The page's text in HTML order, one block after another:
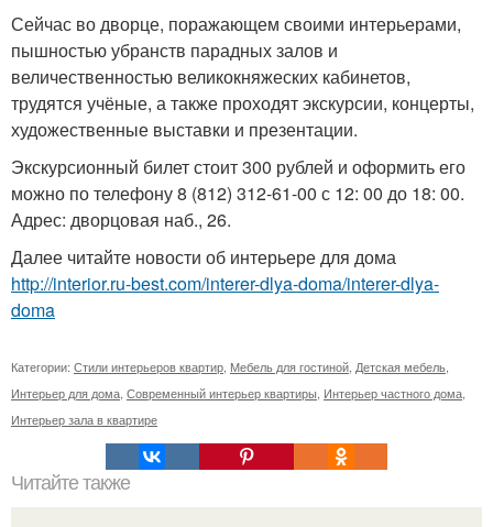
Сейчас во дворце, поражающем своими интерьерами,
пышностью убранств парадных залов и
величественностью великокняжеских кабинетов,
трудятся учёные, а также проходят экскурсии, концерты,
художественные выставки и презентации.
Экскурсионный билет стоит 300 рублей и оформить его
можно по телефону 8 (812) 312-61-00 с 12: 00 до 18: 00.
Адрес: дворцовая наб., 26.
Далее читайте новости об интерьере для дома
http://interior.ru-best.com/interer-dlya-doma/interer-dlya-
doma
Категории: Стили интерьеров квартир Мебель для гостиной Детская мебель
Интерьер для дома Современный интерьер квартиры Интерьер частного дома
Интерьер зала в квартире
Читайте также